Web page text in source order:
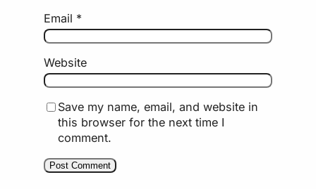
Email *
Website
Save my name, email, and website in
this browser for the next time I
comment.